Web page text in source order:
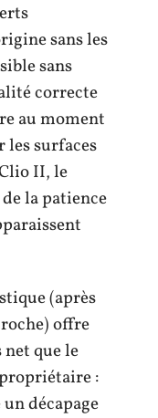
sans les
sans
correcte
au moment
les surfaces
II, le
la patience
(après
offre
que le
:
décapage